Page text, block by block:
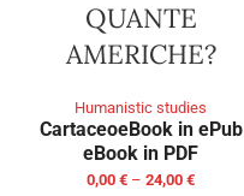
QUANTE
AMERICHE?
Humanistic studies
CartaceoeBook in ePub
eBook in PDF
0,00 € – 24,00 €